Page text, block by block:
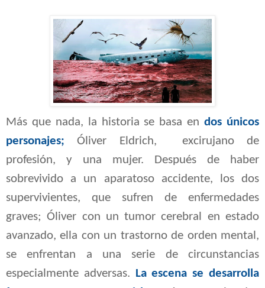
Más que nada, la historia se basa endos únicos
personajes;
Óliver Eldrich, excirujano de
profesión, y una mujer. Después de haber
sobrevivido a un aparatoso accidente, los dos
supervivientes, que sufren de enfermedades
graves;Óliver con un tumor cerebral en estado
avanzado, ella con un trastorno de orden mental,
se enfrentan a una serie de circunstancias
especialmente adversas.
La escena se desarrolla